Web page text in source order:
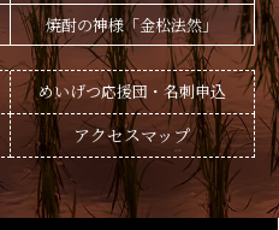
焼酎の神様「金松法然」
めいげつ応援団・名刺申込
アクセスマップ